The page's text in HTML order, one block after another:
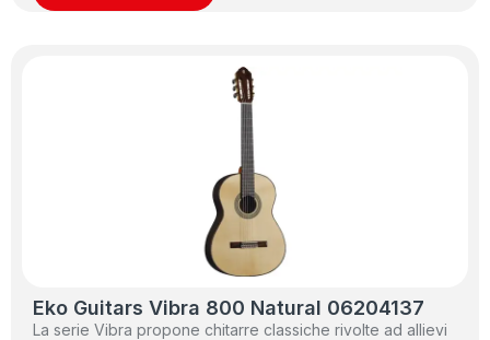
Eko Guitars Vibra 800 Natural 06204137
La serie Vibra propone chitarre classiche rivolte ad allievi